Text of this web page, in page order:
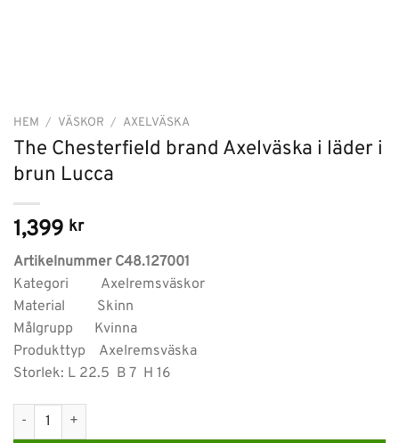
HEM / VÄSKOR / AXELVÄSKA
The Chesterfield brand Axelväska i läder i
brun Lucca
1,399 kr
Artikelnummer C48.127001
Kategori Axelremsväskor
Material Skinn
Målgrupp Kvinna
Produkttyp Axelremsväska
Storlek: L 22.5 B 7 H 16
The Chesterfield brand Axelväska i läder i brun Lucca mängd